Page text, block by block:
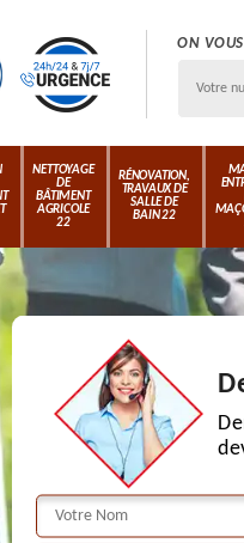
ON VOUS
NETTOYAGE
DE
BÂTIMENT
AGRICOLE
22
RÉNOVATION,
TRAVAUX DE
SALLE DE
BAIN 22